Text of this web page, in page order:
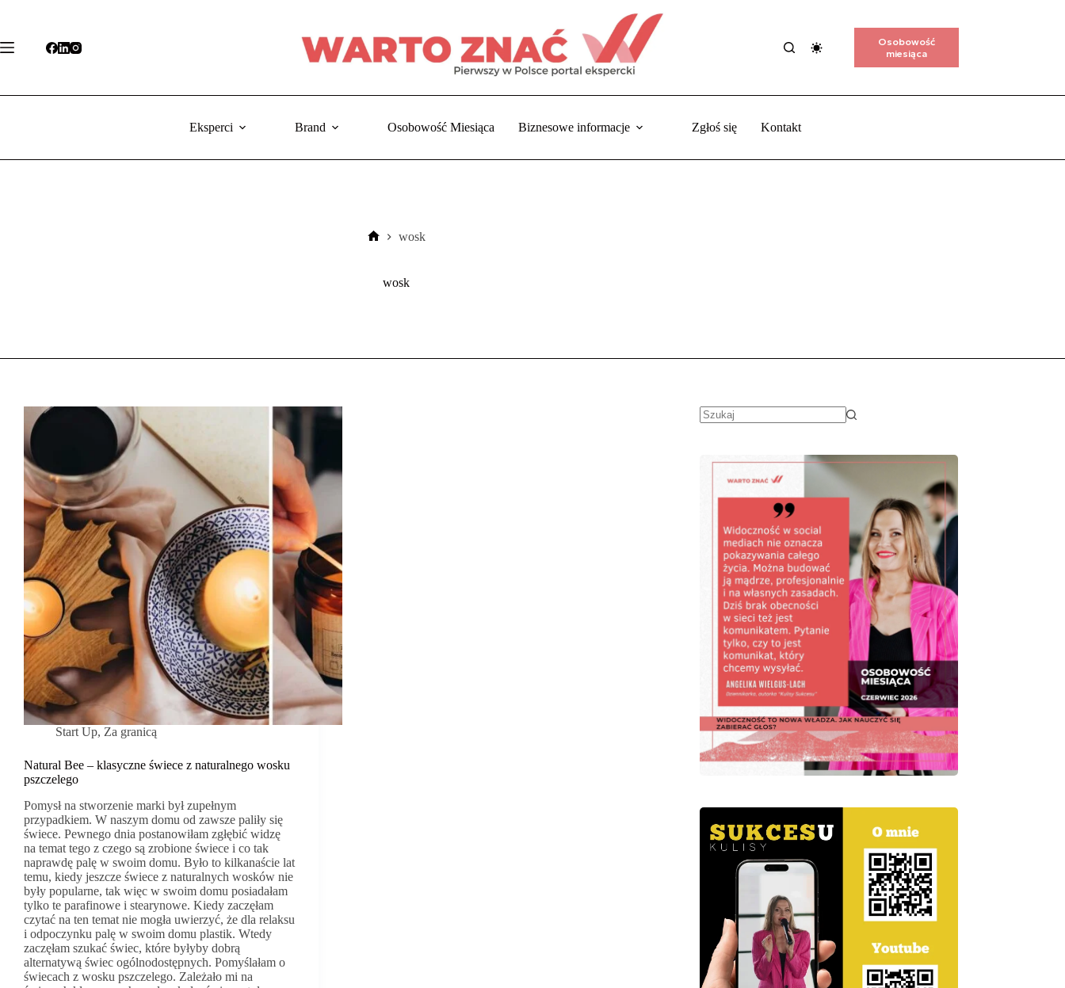
Osobowość
miesiąca
Eksperci Brand Osobowość Miesiąca Biznesowe informacje Zgłoś się Kontakt
wosk
wosk
Start Up, Za granicą
Natural Bee – klasyczne świece z naturalnego wosku
pszczelego
Pomysł na stworzenie marki był zupełnym
przypadkiem. W naszym domu od zawsze paliły się
świece. Pewnego dnia postanowiłam zgłębić widzę
na temat tego z czego są zrobione świece i co tak
naprawdę palę w swoim domu. Było to kilkanaście lat
temu, kiedy jeszcze świece z naturalnych wosków nie
były popularne, tak więc w swoim domu posiadałam
tylko te parafinowe i stearynowe. Kiedy zaczęłam
czytać na ten temat nie mogła uwierzyć, że dla relaksu
i odpoczynku palę w swoim domu plastik. Wtedy
zaczęłam szukać świec, które byłyby dobrą
alternatywą świec ogólnodostępnych. Pomyślałam o
świecach z wosku pszczelego. Zależało mi na